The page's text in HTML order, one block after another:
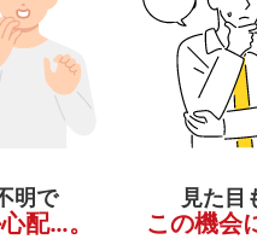
明で
配…。
見た目
この機会